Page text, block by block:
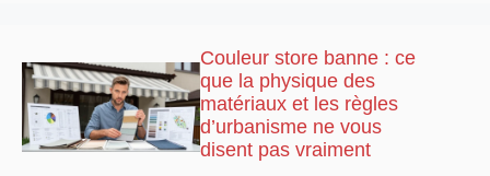
Couleur store banne : ce
que la physique des
matériaux et les règles
d’urbanisme ne vous
disent pas vraiment